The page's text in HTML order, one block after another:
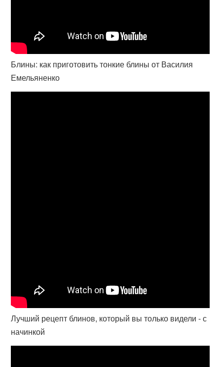
Блины: как приготовить тонкие блины от Василия
Емельяненко
Лучший рецепт блинов, который вы только видели - с
начинкой